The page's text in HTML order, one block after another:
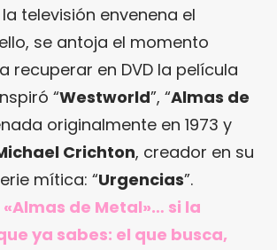
televisión envenena el
se antoja el momento
recuperar en DVD la película
“Westworld”, “Almas de
originalmente en 1973 y
Crichton, creador en su
mítica: “Urgencias”.
de Metal»… si la
ya sabes: el que busca,